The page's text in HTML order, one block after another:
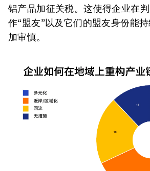
铝产品加征关税。这使得企业在
作“盟友”以及它们的盟友身份能
加审慎。